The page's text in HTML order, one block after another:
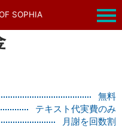
SOPHIA
無料
テキスト代実費のみ
月謝を回数割